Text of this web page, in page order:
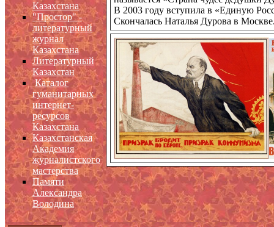
Казахстана
"Простор" -
литературный
журнал
Казахстана
Литературный
Казахстан
Каталог
гуманитарных
интернет-
ресурсов
Казахстана
Казахстанская
Академия
журналистского
мастерства
Памяти
Александра
Володина
В 2003 году вступила в «Единую
Скончалась Наталья Дурова в